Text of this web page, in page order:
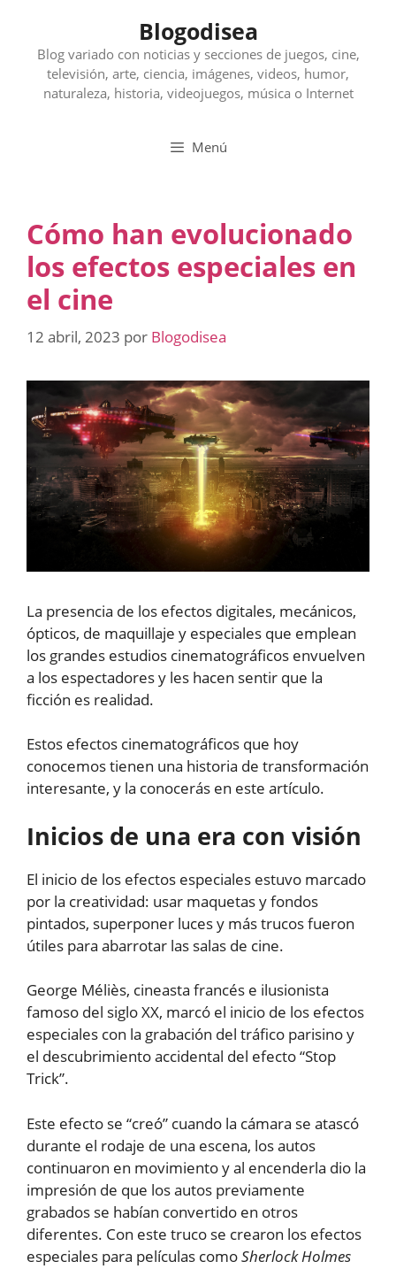
contenido
Blogodisea
Blog variado con noticias y secciones de juegos, cine,
televisión, arte, ciencia, imágenes, videos, humor,
naturaleza, historia, videojuegos, música o Internet
Menú
Cómo han evolucionado
los efectos especiales en
el cine
12 abril, 2023 por Blogodisea
La presencia de los efectos digitales, mecánicos,
ópticos, de maquillaje y especiales que emplean
los grandes estudios cinematográficos envuelven
a los espectadores y les hacen sentir que la
ficción es realidad.
Estos efectos cinematográficos que hoy
conocemos tienen una historia de transformación
interesante, y la conocerás en este artículo.
Inicios de una era con visión
El inicio de los efectos especiales estuvo marcado
por la creatividad: usar maquetas y fondos
pintados, superponer luces y más trucos fueron
útiles para abarrotar las salas de cine.
George Méliès, cineasta francés e ilusionista
famoso del siglo XX, marcó el inicio de los efectos
especiales con la grabación del tráfico parisino y
el descubrimiento accidental del efecto “Stop
Trick”.
Este efecto se “creó” cuando la cámara se atascó
durante el rodaje de una escena, los autos
continuaron en movimiento y al encenderla dio la
impresión de que los autos previamente
grabados se habían convertido en otros
diferentes. Con este truco se crearon los efectos
especiales para películas comoSherlock Holmes